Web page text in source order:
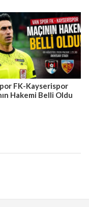
FK-Kayserispor
Hakemi Belli Oldu